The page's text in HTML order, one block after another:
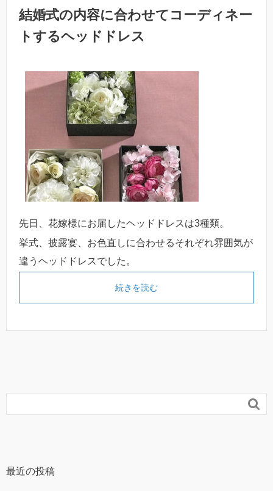
結婚式の内容に合わせてコーディネー
トするヘッドドレス
先日、花嫁様にお届したヘッドドレスは3種類。
挙式、披露宴、お色直しに合わせるそれぞれ雰囲気が
違うヘッドドレスでした。
続きを読む

最近の投稿